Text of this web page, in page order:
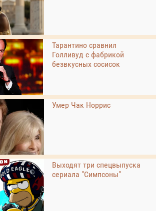
Тарантино сравнил
Голливуд с фабрикой
безвкусных сосисок
Умер Чак Норрис
Выходят три спецвыпуска
сериала "Симпсоны"